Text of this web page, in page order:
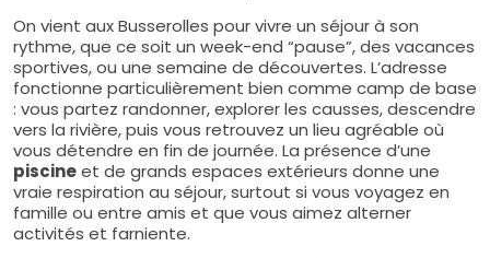
On vient aux Busserolles pour vivre un séjour à son
rythme, que ce soit un week-end “pause”, des vacances
sportives, ou une semaine de découvertes. L’adresse
fonctionne particulièrement bien comme camp de base
: vous partez randonner, explorer les causses, descendre
vers la rivière, puis vous retrouvez un lieu agréable où
vous détendre en fin de journée. La présence d’une
piscineet de grands espaces extérieurs donne une
vraie respiration au séjour, surtout si vous voyagez en
famille ou entre amis et que vous aimez alterner
activités et farniente.